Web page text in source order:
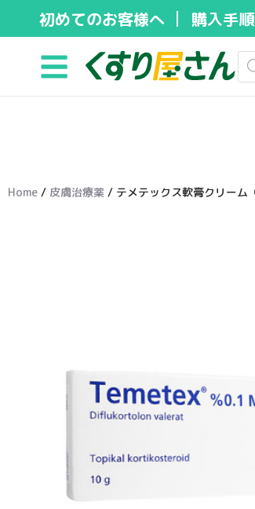
キ
初めてのお客様へ 購入手
Home / 皮膚治療薬 / テメテックス軟膏クリーム